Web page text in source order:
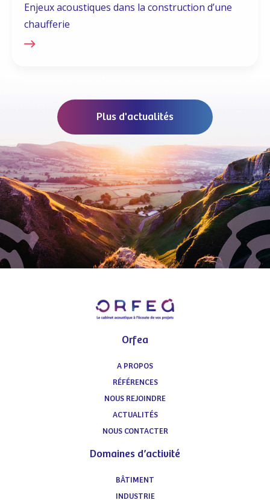
Enjeux acoustiques dans la construction d’une
chaufferie
Plus d'actualités
Orfea
A PROPOS
RÉFÉRENCES
NOUS REJOINDRE
ACTUALITÉS
NOUS CONTACTER
Domaines d’activité
BÂTIMENT
INDUSTRIE